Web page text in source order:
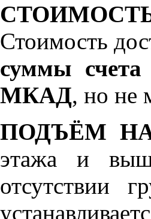
Стоимость
суммы
МКАД, но не
ПОДЪЁМ
этажа и
отсутствии